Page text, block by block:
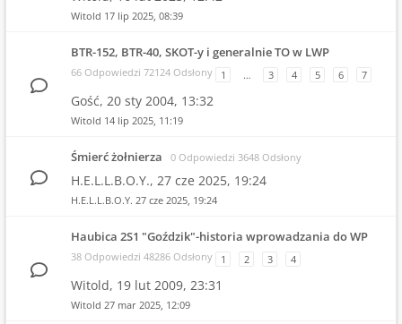
Witold 17 lip 2025, 08:39
BTR-152, BTR-40, SKOT-y i generalnie TO w LWP
66 Odpowiedzi 72124 Odsłony 1 … 3 4 5 6 7
Gość, 20 sty 2004, 13:32
Witold 14 lip 2025, 11:19
Śmierć żołnierza 0 Odpowiedzi 3648 Odsłony
H.E.L.L.B.O.Y., 27 cze 2025, 19:24
H.E.L.L.B.O.Y. 27 cze 2025, 19:24
Haubica 2S1 "Goździk"-historia wprowadzania do WP
38 Odpowiedzi 48286 Odsłony 1 2 3 4
Witold, 19 lut 2009, 23:31
Witold 27 mar 2025, 12:09